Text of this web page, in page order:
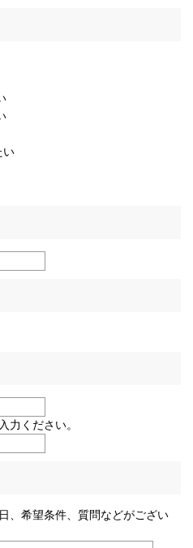
い
力ください。
、希望条件、質問などがござい